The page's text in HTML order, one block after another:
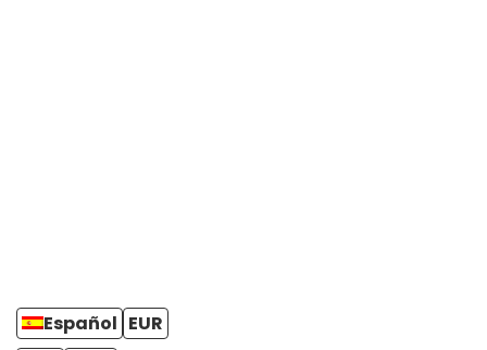
Español EUR